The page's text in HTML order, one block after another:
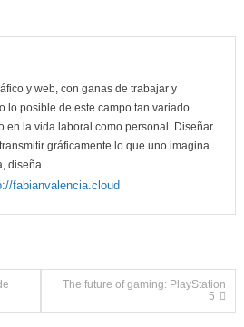
y web, con ganas de trabajar y
lo posible de este campo tan variado.
en la vida laboral como personal. Diseñar
gráficamente lo que uno imagina.
diseña.
fabianvalencia.cloud
The future of gaming: PlayStation
5